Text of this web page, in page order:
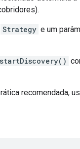
Strategy e um
startDiscovery()
recomendada,